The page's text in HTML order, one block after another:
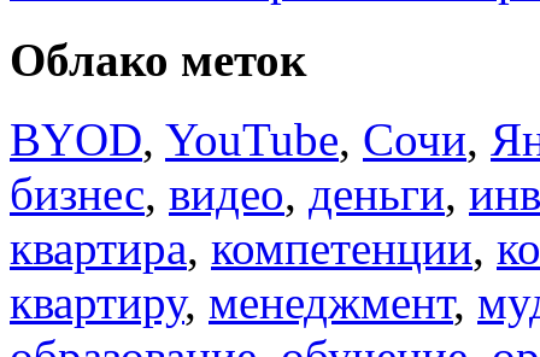
Облако меток
BYOD, YouTube, Сочи,
бизнес, видео, деньги,
квартира, компетенции,
квартиру, менеджмент,